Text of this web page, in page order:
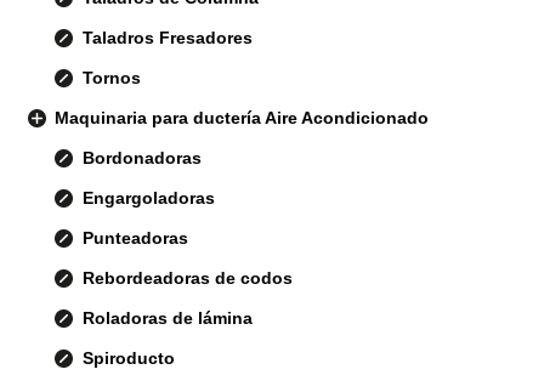
Taladros Fresadores
Tornos
Maquinaria para ductería Aire Acondicionado
Bordonadoras
Engargoladoras
Punteadoras
Rebordeadoras de codos
Roladoras de lámina
Spiroducto